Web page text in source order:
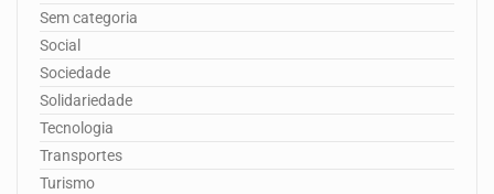
Sem categoria
Social
Sociedade
Solidariedade
Tecnologia
Transportes
Turismo